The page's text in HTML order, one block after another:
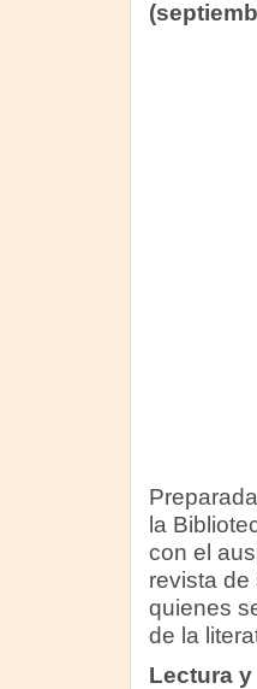
la
con el
revista de
quienes
de la
Lectura y